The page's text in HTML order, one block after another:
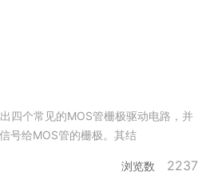
四个常见的MOS管栅极驱动电路，并
号给MOS管的栅极。其结
浏览数 2237